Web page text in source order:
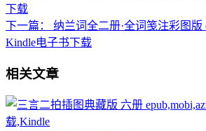
下载
下一篇：
纳兰词全二册·全词笺注彩图版
Kindle电子书下载
相关文章